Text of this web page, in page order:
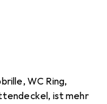
WC Ring,
ist mehr